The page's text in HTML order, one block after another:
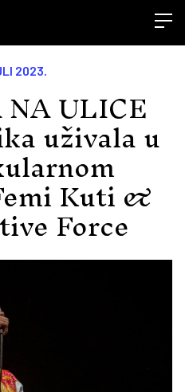
2023.
ULICE
uživala u
Kuti &
Force